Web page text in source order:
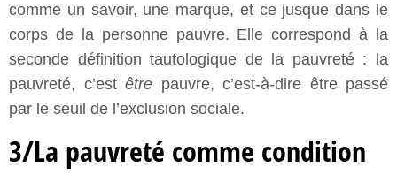
comme un savoir, une marque, et ce jusque dans le
corps de la personne pauvre. Elle correspond à la
seconde définition tautologique de la pauvreté : la
pauvreté, c’est être pauvre, c’est-à-dire être passé
par le seuil de l’exclusion sociale.
3/La pauvreté comme condition